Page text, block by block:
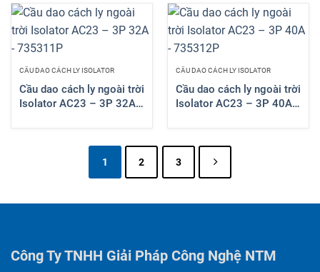
CẦU DAO CÁCH LY ISOLATOR
Cầu dao cách ly ngoài trời
Isolator AC23 – 3P 32A
CẦU DAO CÁCH LY ISOLATOR
Cầu dao cách ly ngoài trời
Isolator AC23 – 3P 40A
1 2 3
Công Ty TNHH Giải Pháp Công Nghệ NTM